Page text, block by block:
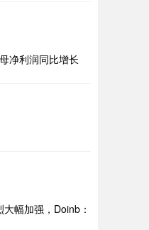
净利润同比增长
幅加强，Doinb：